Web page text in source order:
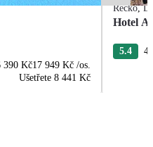
390 Kč17 949 Kč /os.
Ušetřete 8 441 Kč
Řecko,
Hotel
5.4